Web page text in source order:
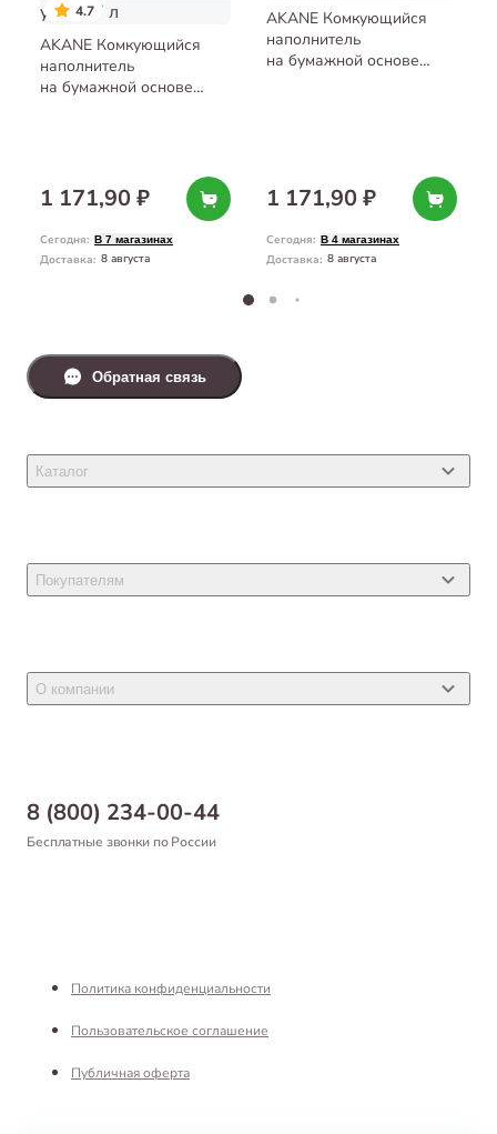
4.7
AKANE Комкующийся
наполнитель
на бумажной основе
1 171,90 ₽
Сегодня: В 7 магазинах
Доставка: 8 августа
AKANE Комкующийся
наполнитель
на бумажной основе
1 171,90 ₽
Сегодня: В 4 магазинах
Доставка: 8 августа
8 (800) 234-00-44
Бесплатные звонки по России
Каталог
Товары для собак
Товары для птиц
Покупателям
Новости
Самовывоз
Оформление заказа
О компании
Благотворительный фонд
Реквизиты
Обратная связь
Политика конфиденциальности
Пользовательское соглашение
Публичная оферта